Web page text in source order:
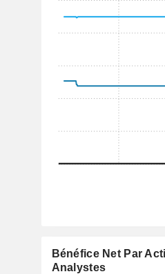
Bénéfice Net Par
Analystes